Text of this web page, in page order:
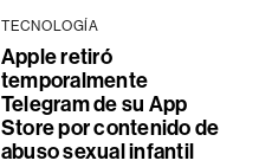
TECNOLOGÍA
Apple retiró
temporalmente
Telegram de su App
Store por contenido de
abuso sexual infantil